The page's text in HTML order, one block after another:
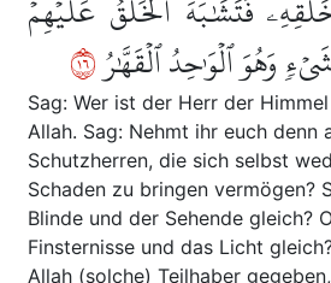
فَتَشَٰبَهَ ٱلۡخَلۡقُ عَلَيۡهِمۡۚ
وَهُوَ ٱلۡوَٰحِدُ ٱلۡقَهَّٰرُ٦١
Sag: Wer ist der Herr der
Allah. Sag: Nehmt ihr euch denn
Schutzherren, die sich selbst
Schaden zu bringen vermögen?
Blinde und der Sehende gleich?
Finsternisse und das Licht
Allah (solche) Teilhaber